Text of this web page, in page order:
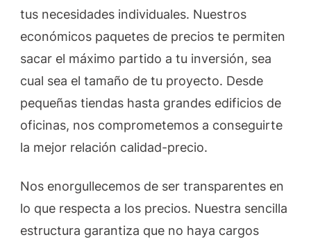
tus necesidades individuales. Nuestros
económicos paquetes de precios te permiten
sacar el máximo partido a tu inversión, sea
cual sea el tamaño de tu proyecto. Desde
pequeñas tiendas hasta grandes edificios de
oficinas, nos comprometemos a conseguirte
la mejor relación calidad-precio.
Nos enorgullecemos de ser transparentes en
lo que respecta a los precios. Nuestra sencilla
estructura garantiza que no haya cargos